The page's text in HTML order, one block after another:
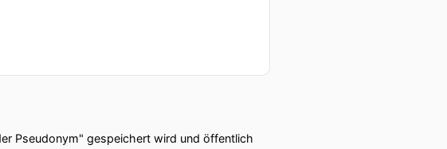
Pseudonym" gespeichert wird und öffentlich